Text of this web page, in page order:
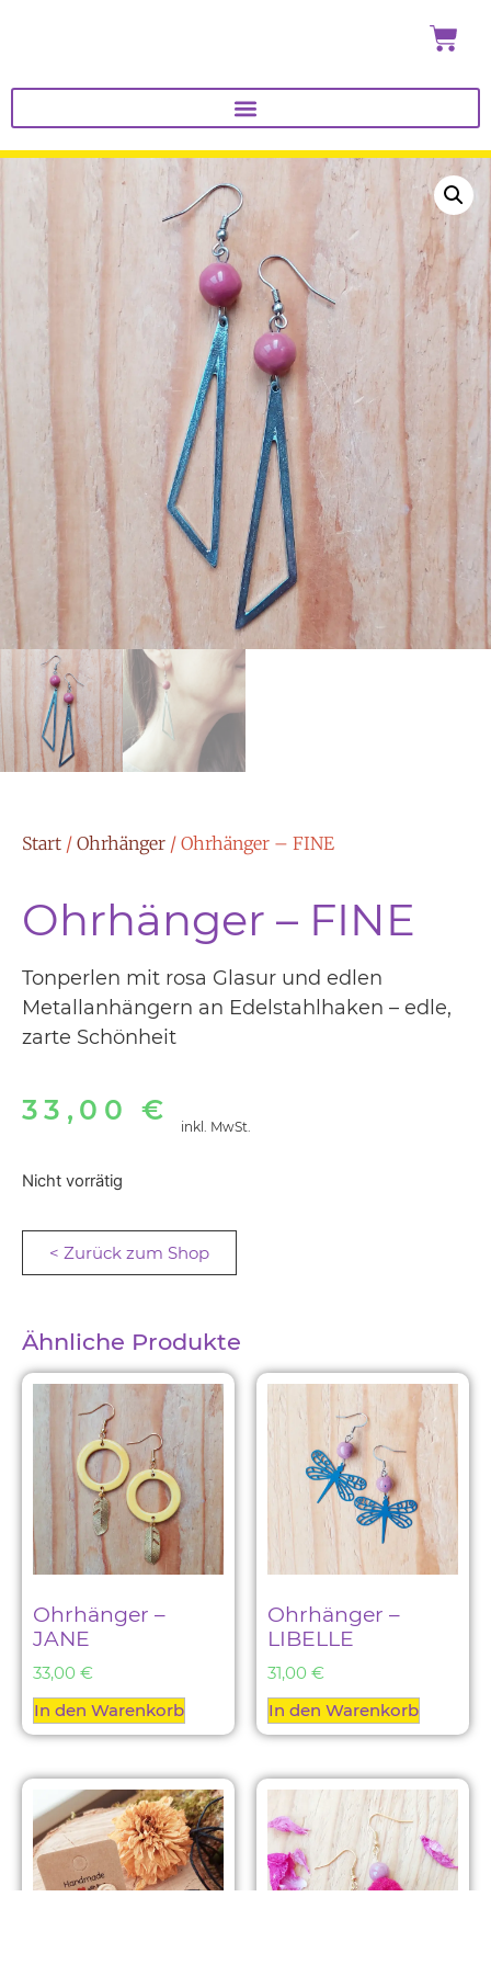
Start / Ohrhänger / Ohrhänger – FINE
Ohrhänger – FINE
Tonperlen mit rosa Glasur und edlen
Metallanhängern an Edelstahlhaken – edle,
zarte Schönheit
33,00€ inkl. MwSt.
Nicht vorrätig
< Zurück zum Shop
Ähnliche Produkte
Ohrhänger –
JANE
33,00 €
In den Warenkorb
Ohrhänger –
LIBELLE
31,00 €
In den Warenkorb